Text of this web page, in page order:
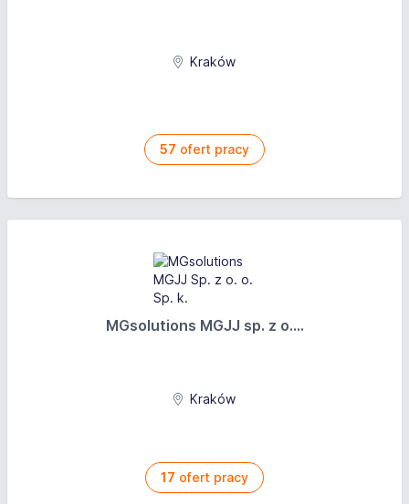
Kraków
57 ofert pracy
MGsolutions MGJJ sp. z o....
Kraków
17 ofert pracy